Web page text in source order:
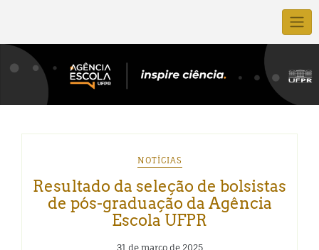
NOTÍCIAS
Resultado da seleção de bolsistas
de pós-graduação da Agência
Escola UFPR
31 de março de 2025